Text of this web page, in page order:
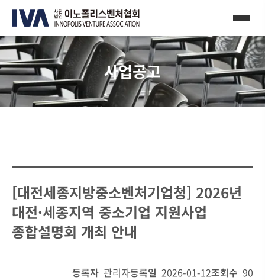
사업공고
[대전세종지방중소벤처기업청] 2026년
대전·세종지역 중소기업 지원사업
종합설명회 개최 안내
등록자 관리자등록일 2026-01-12조회수 90